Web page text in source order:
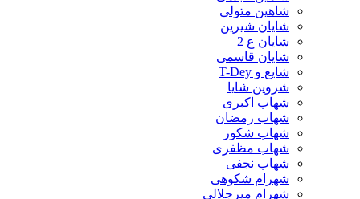
شاهین متولی
شایان شیرین
شایان ع 2
شایان قاسمی
شایع و T-Dey
شروین شایا
شهاب اکبری
شهاب رمضان
شهاب شکور
شهاب مظفری
شهاب نجفی
شهرام شکوهی
شهرام میرجلالی